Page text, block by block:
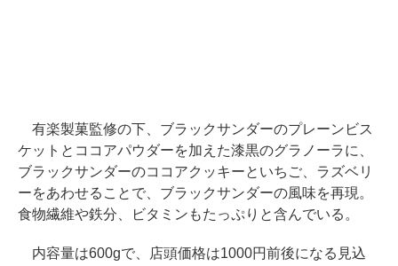
有楽製菓監修の下、ブラックサンダーのプレーンビス
ケットとココアパウダーを加えた漆黒のグラノーラに、
ブラックサンダーのココアクッキーといちご、ラズベリ
ーをあわせることで、ブラックサンダーの風味を再現。
食物繊維や鉄分、ビタミンもたっぷりと含んでいる。
内容量は600gで、店頭価格は1000円前後になる見込